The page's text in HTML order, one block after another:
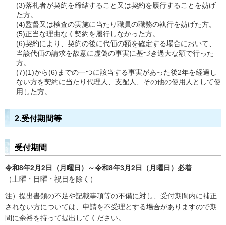
(3)落札者が契約を締結すること又は契約を履行することを妨げ
た方。
(4)監督又は検査の実施に当たり職員の職務の執行を妨げた方。
(5)正当な理由なく契約を履行しなかった方。
(6)契約により、契約の後に代価の額を確定する場合において、
当該代価の請求を故意に虚偽の事実に基づき過大な額で行った
方。
(7)(1)から(6)までの一つに該当する事実があった後2年を経過し
ない方を契約に当たり代理人、支配人、その他の使用人として使
用した方。
2.受付期間等
受付期間
令和8年2月2日（月曜日）～令和8年3月2日（月曜日）必着
（土曜・日曜・祝日を除く）
注）提出書類の不足や記載事項等の不備に対し、受付期間内に補正
されない方については、申請を不受理とする場合がありますので期
間に余裕を持って提出してください。